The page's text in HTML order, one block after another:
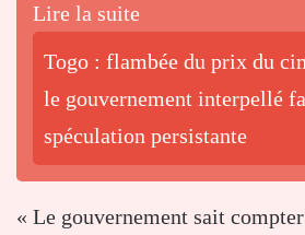
Lire la suite
Togo : flambée du prix du
le gouvernement interpellé
spéculation persistante
« Le gouvernement sait